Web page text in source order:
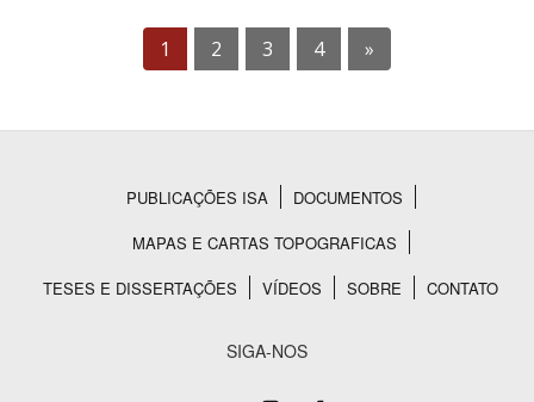
1 2 3 4 »
Rodapé
PUBLICAÇÕES ISA
DOCUMENTOS
MAPAS E CARTAS TOPOGRAFICAS
TESES E DISSERTAÇÕES
VÍDEOS SOBRE CONTATO
SIGA-NOS